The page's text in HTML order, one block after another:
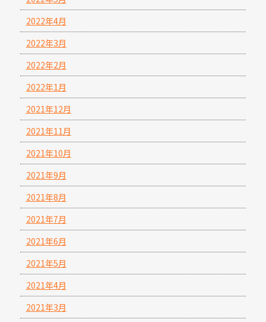
2022年4月
2022年3月
2022年2月
2022年1月
2021年12月
2021年11月
2021年10月
2021年9月
2021年8月
2021年7月
2021年6月
2021年5月
2021年4月
2021年3月